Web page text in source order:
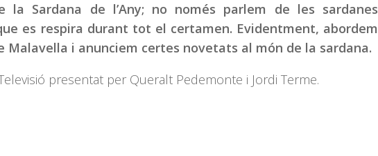
Sardana de l’Any; no només parlem de les sardanes
es respira durant tot el certamen. Evidentment, abordem
Malavella i anunciem certes novetats al món de la sardana.
presentat per Queralt Pedemonte i Jordi Terme.